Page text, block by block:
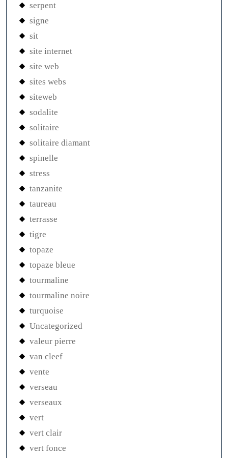
serpent
signe
sit
site internet
site web
sites webs
siteweb
sodalite
solitaire
solitaire diamant
spinelle
stress
tanzanite
taureau
terrasse
tigre
topaze
topaze bleue
tourmaline
tourmaline noire
turquoise
Uncategorized
valeur pierre
van cleef
vente
verseau
verseaux
vert
vert clair
vert fonce